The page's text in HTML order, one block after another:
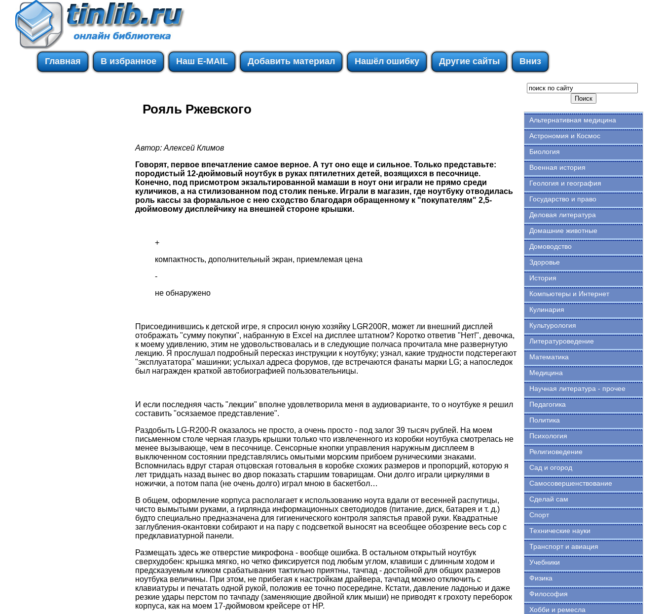
Главная В избранное Наш E-MAIL Добавить материал Нашёл ошибку Другие сайты Вниз
Рояль Ржевского
Автор: Алексей Климов
Говорят, первое впечатление самое верное. А тут оно еще и сильное. Только представьте:
породистый 12-дюймовый ноутбук в руках пятилетних детей, возящихся в песочнице.
Конечно, под присмотром экзальтированной мамаши в ноут они играли не прямо среди
куличиков, а на стилизованном под столик пеньке. Играли в магазин, где ноутбуку отводилась
роль кассы за формальное с нею сходство благодаря обращенному к "покупателям" 2,5-
дюймовому дисплейчику на внешней стороне крышки.
+
компактность, дополнительный экран, приемлемая цена
-
не обнаружено
Присоединившись к детской игре, я спросил юную хозяйку LGR200R, может ли внешний дисплей
отображать "сумму покупки", набранную в Excel на дисплее штатном? Коротко ответив "Нет!", девочка,
к моему удивлению, этим не удовольствовалась и в следующие полчаса прочитала мне развернутую
лекцию. Я прослушал подробный пересказ инструкции к ноутбуку; узнал, какие трудности подстерегают
"эксплуататора" машинки; услыхал адреса форумов, где встречаются фанаты марки LG; а напоследок
был награжден краткой автобиографией пользовательницы.
И если последняя часть "лекции" вполне удовлетворила меня в аудиоварианте, то о ноутбуке я решил
составить "осязаемое представление".
Раздобыть LG-R200-R оказалось не просто, а очень просто - под залог 39 тысяч рублей. На моем
письменном столе черная глазурь крышки только что извлеченного из коробки ноутбука смотрелась не
менее вызывающе, чем в песочнице. Сенсорные кнопки управления наружным дисплеем в
выключенном состоянии представлялись омытыми морским прибоем руническими знаками.
Вспомнилась вдруг старая отцовская готовальня в коробке схожих размеров и пропорций, которую я
лет тридцать назад вынес во двор показать старшим товарищам. Они долго играли циркулями в
ножички, а потом папа (не очень долго) играл мною в баскетбол…
В общем, оформление корпуса располагает к использованию ноута вдали от весенней распутицы,
чисто вымытыми руками, а гирлянда информационных светодиодов (питание, диск, батарея и т. д.)
будто специально предназначена для гигиенического контроля запястья правой руки. Квадратные
заглубления-окантовки собирают и на пару с подсветкой выносят на всеобщее обозрение весь сор с
предклавиатурной панели.
Размещать здесь же отверстие микрофона - вообще ошибка. В остальном открытый ноутбук
сверхудобен: крышка мягко, но четко фиксируется под любым углом, клавиши с длинным ходом и
предсказуемым кликом срабатывания тактильно приятны, тачпад - достойной для общих размеров
ноутбука величины. При этом, не прибегая к настройкам драйвера, тачпад можно отключить с
клавиатуры и печатать одной рукой, положив ее точно посередине. Кстати, давление ладонью и даже
резкие удары перстом по тачпаду (заменяющие двойной клик мыши) не приводят к грохоту переборок
корпуса, как на моем 17-дюймовом крейсере от HP.
Альтернативная медицина
Астрономия и Космос
Биология
Военная история
Геология и география
Государство и право
Деловая литература
Домашние животные
Домоводство
Здоровье
История
Компьютеры и Интернет
Кулинария
Культурология
Литературоведение
Математика
Медицина
Научная литература - прочее
Педагогика
Политика
Психология
Религиоведение
Сад и огород
Самосовершенствование
Сделай сам
Спорт
Технические науки
Транспорт и авиация
Учебники
Физика
Философия
Хобби и ремесла